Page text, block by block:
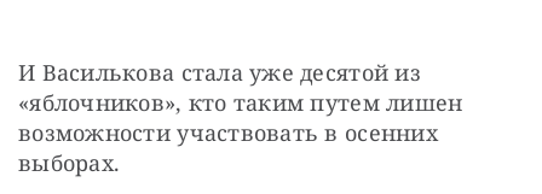
И Василькова стала уже десятой из
«яблочников», кто таким путем лишен
возможности участвовать в осенних
выборах.